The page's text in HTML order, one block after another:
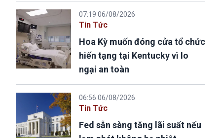
07:19 06/08/2026
Tin Tức
Hoa Kỳ muốn đóng cửa tổ chức
hiến tạng tại Kentucky vì lo
ngại an toàn
06:56 06/08/2026
Tin Tức
Fed sẵn sàng tăng lãi suất nếu